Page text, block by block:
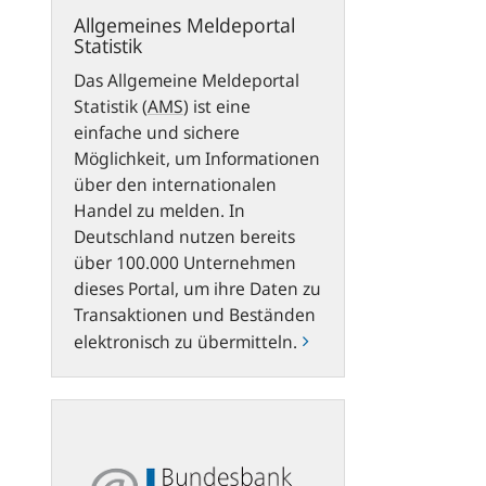
Allgemeines Meldeportal
Statistik
Das Allgemeine Meldeportal
Statistik(AMS) ist eine
einfache und sichere
Möglichkeit, um Informationen
über den internationalen
Handel zu melden. In
Deutschland nutzen bereits
über 100.000 Unternehmen
dieses Portal, um ihre Daten zu
Transaktionen und Beständen
elektronisch zu übermitteln.